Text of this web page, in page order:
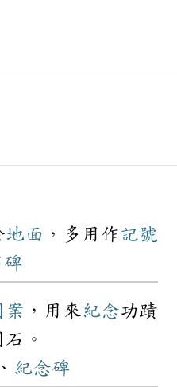
地面 ，多用作記號
碑
案 ，用來紀念功蹟
。
、 紀念碑